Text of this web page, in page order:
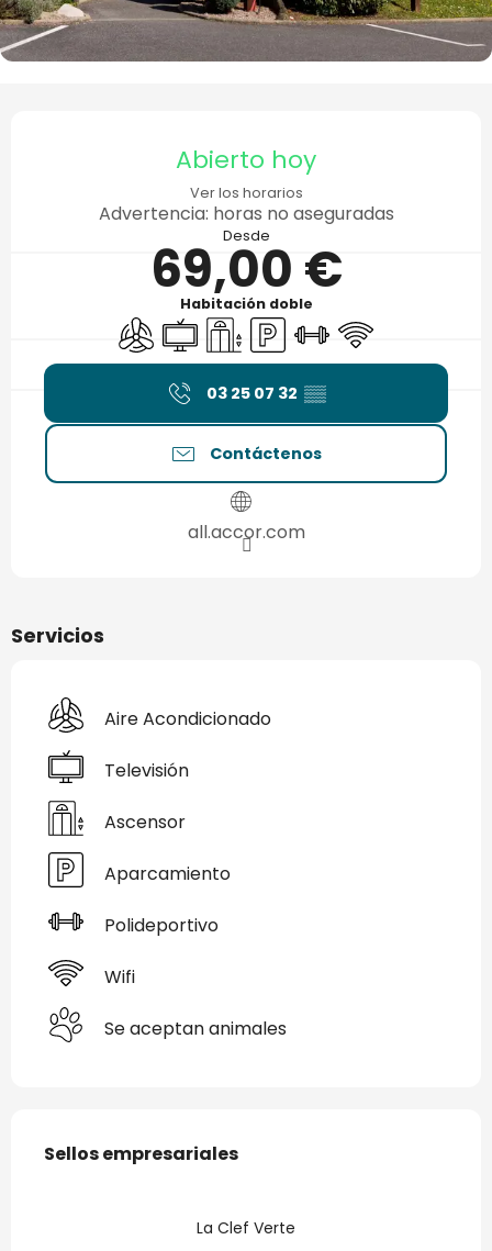
Abierto hoy
Ver los horarios
Advertencia: horas no aseguradas
Desde
69,00 €
Habitación doble
Aire Acondicionado
TelevisiónAscensorAparcamiento
Polideportivo
Wifi
03 25 07 32 ▒▒
Contáctenos
all.accor.com
Servicios
Aire Acondicionado
Televisión
Ascensor
Aparcamiento
Polideportivo
Wifi
Se aceptan animales
Sellos empresariales
Sellos empresariales
La Clef Verte